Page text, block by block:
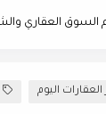
العقارات اليوم